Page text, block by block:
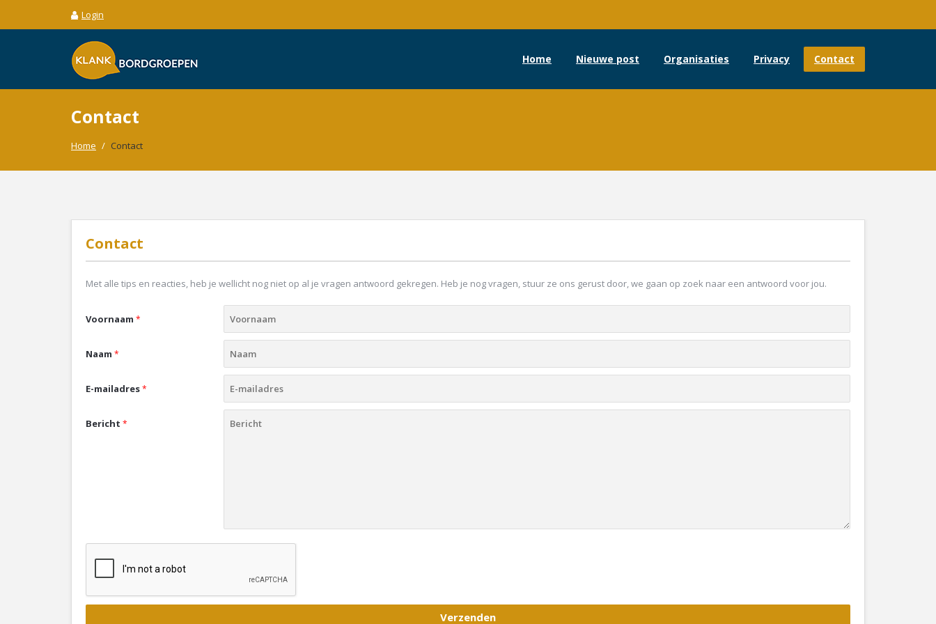
Login
Home Nieuwe post Organisaties Privacy Contact
Contact
Home / Contact
Contact
Met alle tips en reacties, heb je wellicht nog niet op al je vragen antwoord gekregen. Heb je nog vragen, stuur ze ons gerust door, we gaan op zoek naar een antwoord voor jou.
Voornaam *
Naam *
E-mailadres*
Bericht *